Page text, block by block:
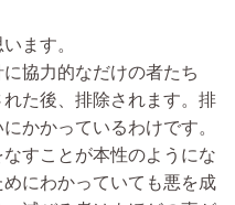
ます。
協力的なだけの者たち
た後、排除されます。排
かかっているわけです。
すことが本性のようにな
にわかっていても悪を成